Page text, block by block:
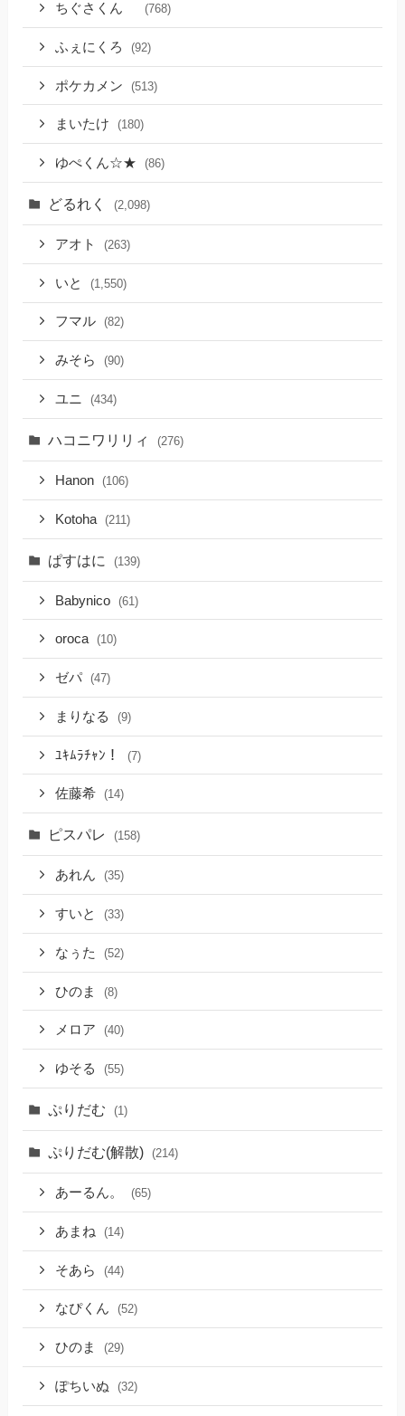
ちぐさくん (768)
ふぇにくろ (92)
ポケカメン (513)
まいたけ (180)
ゆぺくん☆★ (86)
どるれく (2,098)
アオト (263)
いと (1,550)
フマル (82)
みそら (90)
ユニ (434)
ハコニワリリィ (276)
Hanon (106)
Kotoha (211)
ぱすはに (139)
Babynico (61)
oroca (10)
ゼパ (47)
まりなる (9)
ﾕｷﾑﾗﾁｬﾝ！ (7)
佐藤希 (14)
ピスパレ (158)
あれん (35)
すいと (33)
なぅた (52)
ひのま (8)
メロア (40)
ゆそる (55)
ぷりだむ (1)
ぷりだむ(解散) (214)
あーるん。 (65)
あまね (14)
そあら (44)
なぴくん (52)
ひのま (29)
ぽちいぬ (32)